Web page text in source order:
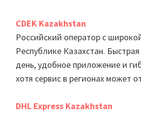
CDEK Kazakhstan
Российский оператор с
Республике Казахстан.
день, удобное приложение и
хотя сервис в регионах может
DHL Express Kazakhstan